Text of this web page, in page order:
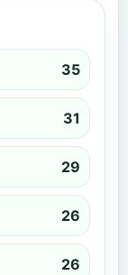
35
31
29
26
26